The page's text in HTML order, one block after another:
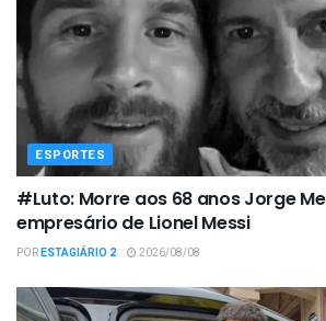
ESPORTES
#Luto: Morre aos 68 anos Jorge
empresário de Lionel Messi
PORESTAGIÁRIO 2 2026/08/08